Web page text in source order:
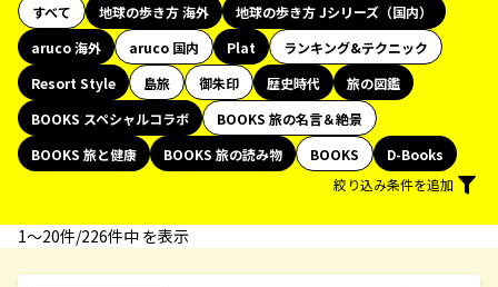
すべて 地球の歩き方 海外
地球の歩き方 Jシリーズ（国内）
aruco 海外
aruco 国内 Plat
ランキング&テクニック
Resort Style
島旅 御朱印 歴史時代
旅の図鑑
BOOKS スペシャルコラボ
BOOKS 旅の名言＆絶景
BOOKS 旅と健康
BOOKS 旅の読み物 BOOKS
D-Books
絞り込み条件を追加
1〜20件/226件中 を表示